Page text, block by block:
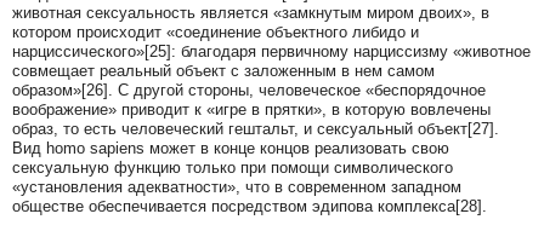
животная сексуальность является «замкнутым миром двоих», в
котором происходит «соединение объектного либидо и
нарциссического»[25]: благодаря первичному нарциссизму «животное
совмещает реальный объект с заложенным в нем самом
образом»[26]. С другой стороны, человеческое «беспорядочное
воображение» приводит к «игре в прятки», в которую вовлечены
образ, то есть человеческий гештальт, и сексуальный объект[27].
Вид homo sapiens может в конце концов реализовать свою
сексуальную функцию только при помощи символического
«установления адекватности», что в современном западном
обществе обеспечивается посредством эдипова комплекса[28].